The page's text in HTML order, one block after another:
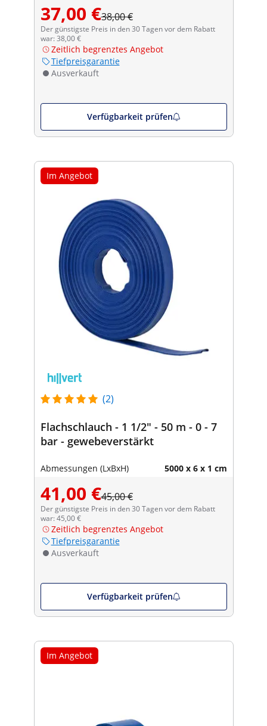
37,00 €38,00 €
Der günstigste Preis in den 30 Tagen vor dem Rabatt
war: 38,00 €
Zeitlich begrenztes Angebot
Tiefpreisgarantie
Ausverkauft
Verfügbarkeit prüfen
Im Angebot
(2)
Flachschlauch - 1 1/2" - 50 m - 0 - 7
bar - gewebeverstärkt
Abmessungen (LxBxH) 5000 x 6 x 1 cm
41,00 €45,00 €
Der günstigste Preis in den 30 Tagen vor dem Rabatt
war: 45,00 €
Zeitlich begrenztes Angebot
Tiefpreisgarantie
Ausverkauft
Verfügbarkeit prüfen
Im Angebot